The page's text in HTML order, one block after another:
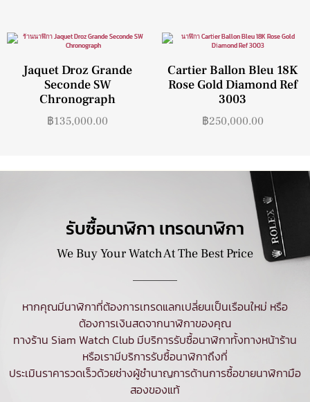
Jaquet Droz Grande
Seconde SW
Chronograph
฿135,000.00
Cartier Ballon Bleu 18K
Rose Gold Diamond Ref
3003
฿250,000.00
รับซื้อนาฬิกา เทรดนาฬิกา
We Buy Your Watch At The Best Price
หากคุณมีนาฬิกาที่ต้องการเทรดแลกเปลี่ยนเป็นเรือนใหม่ หรือ
ต้องการเงินสดจากนาฬิกาของคุณ
ทางร้าน Siam Watch Club มีบริการรับซื้อนาฬิกาทั้งทางหน้าร้าน
หรือเรามีบริการรับซื้อนาฬิกาถึงที่
ประเมินราคารวดเร็วด้วยช่างผู้ชำนาญการด้านการซื้อขายนาฬิกามือ
สองของแท้